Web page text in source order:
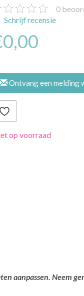
0
Schrijf recensie
Ontvang een melding
op voorraad
aanpassen. Neem